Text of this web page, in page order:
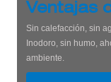
Ventajas
Sin calefacción, sin
Inodoro, sin humo,
ambiente.